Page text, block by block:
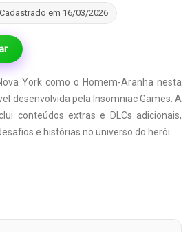
Cadastrado em 16/03/2026
York como o Homem-Aranha nesta
desenvolvida pela Insomniac Games. A
conteúdos extras e DLCs adicionais,
e histórias no universo do herói.